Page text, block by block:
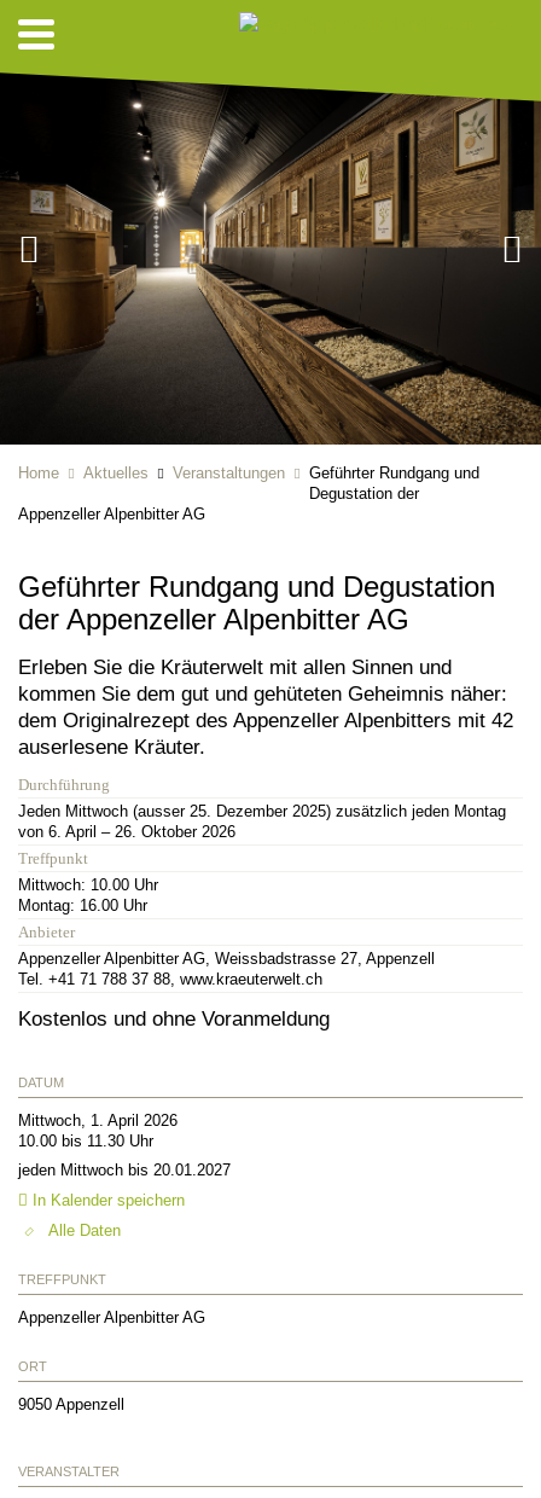
Home Aktuelles Veranstaltungen
Geführter Rundgang und
Degustation der
Appenzeller Alpenbitter AG
Geführter Rundgang und Degustation
der Appenzeller Alpenbitter AG
Erleben Sie die Kräuterwelt mit allen Sinnen und
kommen Sie dem gut und gehüteten Geheimnis näher:
dem Originalrezept des Appenzeller Alpenbitters mit 42
auserlesene Kräuter.
Durchführung
Jeden Mittwoch (ausser 25. Dezember 2025) zusätzlich jeden Montag
von 6. April – 26. Oktober 2026
Treffpunkt
Mittwoch: 10.00 Uhr
Montag: 16.00 Uhr
Anbieter
Appenzeller Alpenbitter AG, Weissbadstrasse 27, Appenzell
Tel. +41 71 788 37 88, www.kraeuterwelt.ch
Kostenlos und ohne Voranmeldung
DATUM
Mittwoch, 1. April 2026
10.00 bis 11.30 Uhr
jeden Mittwoch bis 20.01.2027
In Kalender speichern
Alle Daten
TREFFPUNKT
Appenzeller Alpenbitter AG
ORT
9050 Appenzell
VERANSTALTER